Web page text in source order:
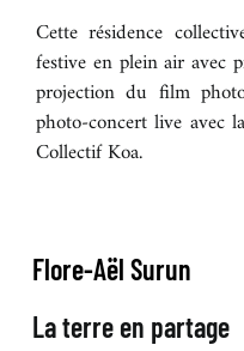
Cette résidence
festive en plein air avec
projection du film
photo-concert live avec
Collectif Koa.
Flore-Aël Surun
La terre en partage